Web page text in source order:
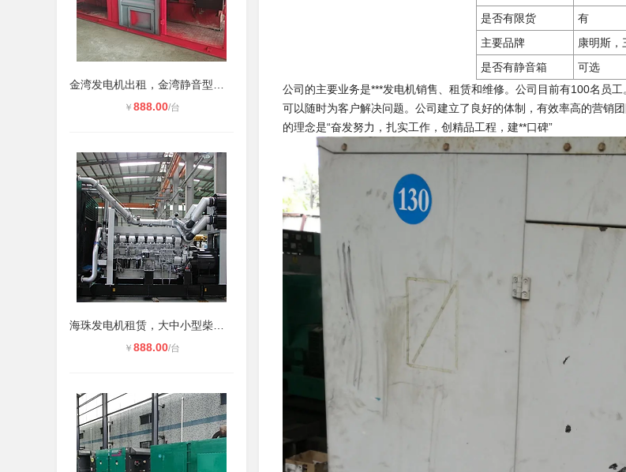
￥ 888.00/台
￥ 888.00/台
是否有限货
有
主要品牌
康明斯，
是否有静音箱
可选
公司的主要业务是***发电机销售、租赁和维修。公司目前有100名员
可以随时为客户解决问题。公司建立了良好的体制，有效率高的营销
的理念是“奋发努力，扎实工作，创精品工程，建**口碑”